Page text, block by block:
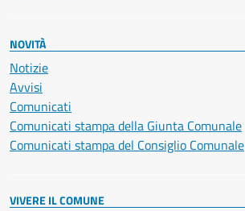
NOVITÀ
Notizie
Avvisi
Comunicati
Comunicati stampa della Giunta Comunale
Comunicati stampa del Consiglio Comunale
VIVERE IL COMUNE